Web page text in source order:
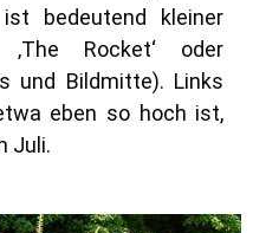
bedeutend kleiner
‚The Rocket‘ oder
und Bildmitte). Links
eben so hoch ist,
Juli.